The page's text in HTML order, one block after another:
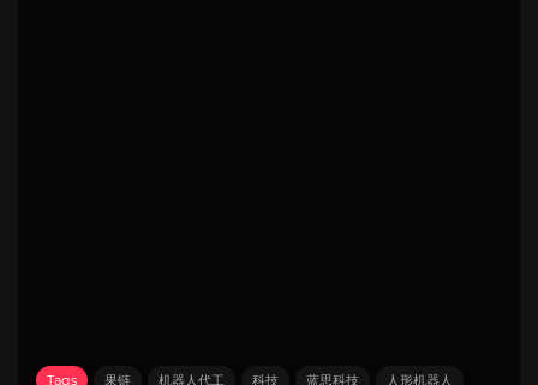
Tags 果链 机器人代工 科技 蓝思科技 人形机器人